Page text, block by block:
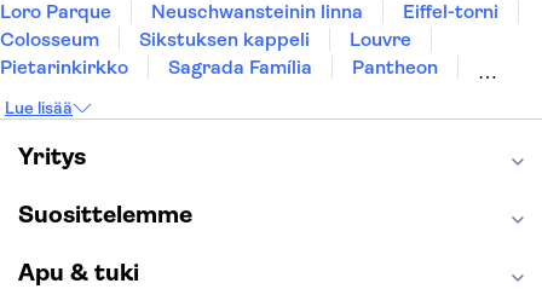
Loro Parque Neuschwansteinin linna
Eiffel-torni
Colosseum
Sikstuksen kappeli
Louvre
Pietarinkirkko
Sagrada Família
Pantheon
Keukenhof
London Eye
Montmartre
Wieliczkan suolakaivos
Lue lisää
Yritys
Suosittelemme
Apu & tuki